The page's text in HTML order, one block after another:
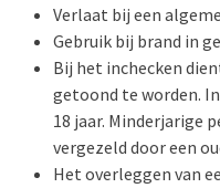
Verlaat bij een
Gebruik bij brand in
Bij het inchecken
getoond te worden.
18 jaar. Minderjarige
vergezeld door een
Het overleggen van